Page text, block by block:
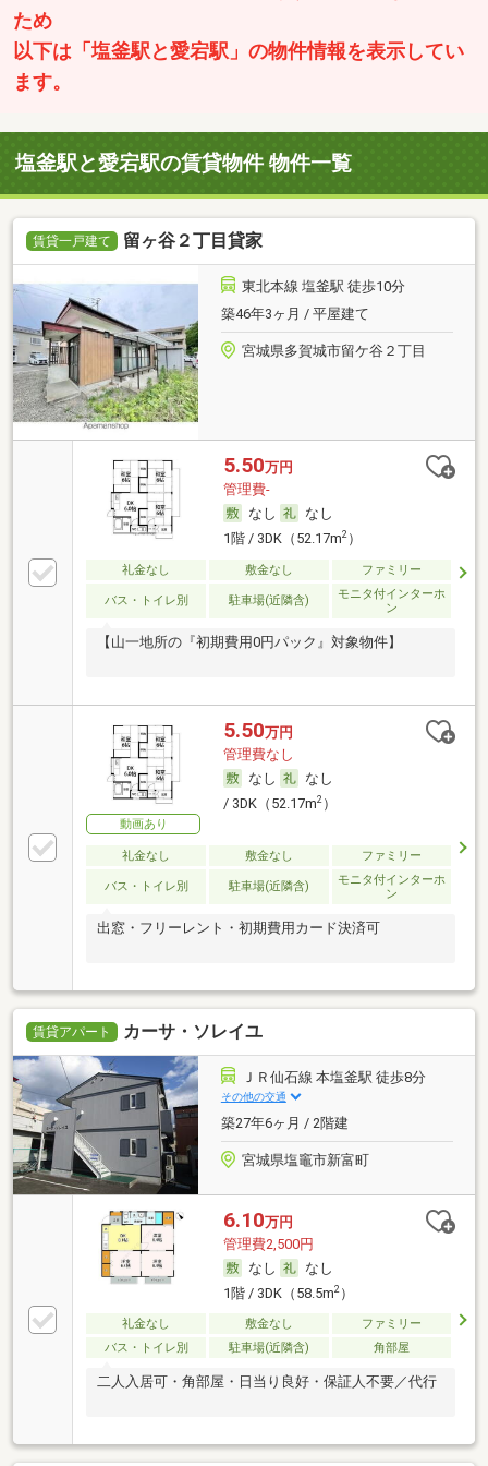
ため
以下は「塩釜駅と愛宕駅」の物件情報を表示してい
ます。
塩釜駅と愛宕駅の賃貸物件 物件一覧
賃貸一戸建て 留ヶ谷２丁目貸家
東北本線 塩釜駅 徒歩10分
築46年3ヶ月 / 平屋建て
宮城県多賀城市留ケ谷２丁目
5.50万円
管理費-
なし
なし
1階 / 3DK（52.17m2）
礼金なし 敷金なし ファミリー
バス・トイレ別 駐車場(近隣含)
モニタ付インターホ
ン
【山一地所の『初期費用0円パック』対象物件】
動画あり
5.50万円
管理費なし
なし
なし
/ 3DK（52.17m2）
礼金なし 敷金なし ファミリー
バス・トイレ別 駐車場(近隣含)
モニタ付インターホ
ン
出窓・フリーレント・初期費用カード決済可
賃貸アパート カーサ・ソレイユ
ＪＲ仙石線 本塩釜駅 徒歩8分
その他の交通
築27年6ヶ月 / 2階建
宮城県塩竈市新富町
6.10万円
管理費2,500円
なし
なし
1階 / 3DK（58.5m2）
礼金なし 敷金なし
ファミリー
バス・トイレ別
駐車場(近隣含) 角部屋
二人入居可・角部屋・日当り良好・保証人不要／代行